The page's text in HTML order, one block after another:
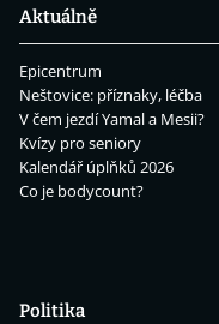
Aktuálně
Epicentrum
Neštovice: příznaky, léčba
V čem jezdí Yamal a Mesii?
Kvízy pro seniory
Kalendář úplňků 2026
Co je bodycount?
Politika